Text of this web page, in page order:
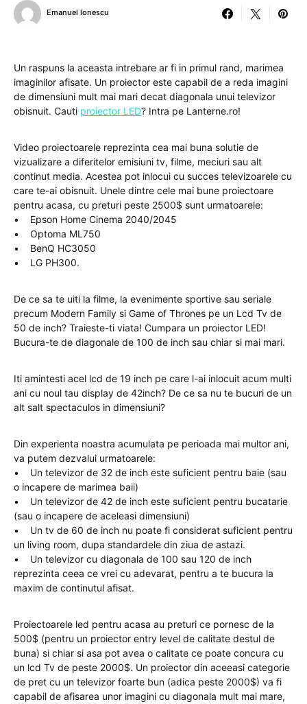
Emanuel Ionescu
Un raspuns la aceasta intrebare ar fi in primul rand, marimea
imaginilor afisate. Un proiector este capabil de a reda imagini
de dimensiuni mult mai mari decat diagonala unui televizor
obisnuit. Cauti proiector LED? Intra pe Lanterne.ro!
Video proiectoarele reprezinta cea mai buna solutie de
vizualizare a diferitelor emisiuni tv, filme, meciuri sau alt
continut media. Acestea pot inlocui cu succes televizoarele cu
care te-ai obisnuit. Unele dintre cele mai bune proiectoare
pentru acasa, cu preturi peste 2500$ sunt urmatoarele:
• Epson Home Cinema 2040/2045
• Optoma ML750
• BenQ HC3050
• LG PH300.
De ce sa te uiti la filme, la evenimente sportive sau seriale
precum Modern Family si Game of Thrones pe un Lcd Tv de
50 de inch? Traieste-ti viata! Cumpara un proiector LED!
Bucura-te de diagonale de 100 de inch sau chiar si mai mari.
Iti amintesti acel lcd de 19 inch pe care l-ai inlocuit acum multi
ani cu noul tau display de 42inch? De ce sa nu te bucuri de un
alt salt spectaculos in dimensiuni?
Din experienta noastra acumulata pe perioada mai multor ani,
va putem dezvalui urmatoarele:
• Un televizor de 32 de inch este suficient pentru baie (sau
o incapere de marimea baii)
• Un televizor de 42 de inch este suficient pentru bucatarie
(sau o incapere de aceleasi dimensiuni)
• Un tv de 60 de inch nu poate fi considerat suficient pentru
un living room, dupa standardele din ziua de astazi.
• Un televizor cu diagonala de 100 sau 120 de inch
reprezinta ceea ce vrei cu adevarat, pentru a te bucura la
maxim de continutul afisat.
Proiectoarele led pentru acasa au preturi ce pornesc de la
500$ (pentru un proiector entry level de calitate destul de
buna) si chiar si asa pot avea o calitate ce poate concura cu
un lcd Tv de peste 2000$. Un proiector din aceeasi categorie
de pret cu un televizor foarte bun (adica peste 2000$) va fi
capabil de afisarea unor imagini cu diagonala mult mai mare,